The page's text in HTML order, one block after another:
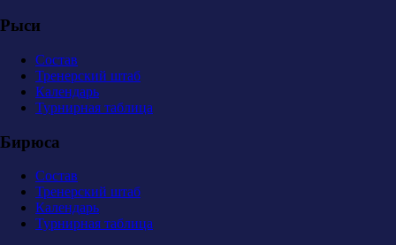
Рыси
Состав
Тренерский штаб
Календарь
Турнирная таблица
Бирюса
Состав
Тренерский штаб
Календарь
Турнирная таблица